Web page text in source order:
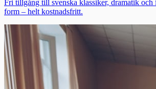
Fri tillgång till svenska klassiker, dramatik och
form – helt kostnadsfritt.